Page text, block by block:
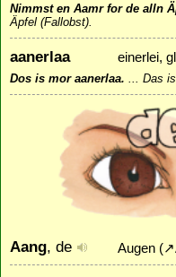
Nimmst en Aamr for de alln
Äpfel (Fallobst).
aanerlaa einerlei,
Dos is mor aanerlaa. Das
Aang, de Augen (↗